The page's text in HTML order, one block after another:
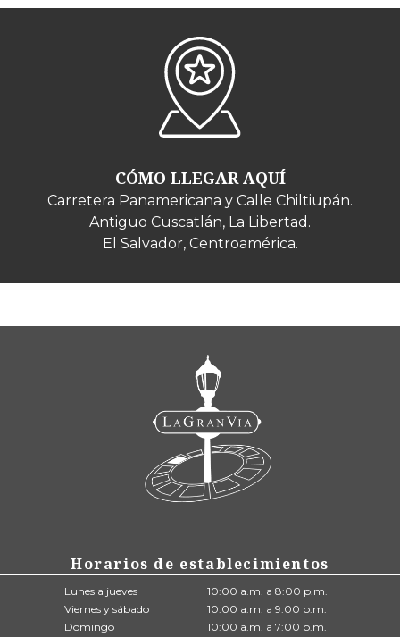
CÓMO LLEGAR AQUÍ
Carretera Panamericana y Calle Chiltiupán.
Antiguo Cuscatlán, La Libertad.
El Salvador, Centroamérica.
Horarios de establecimientos
Lunes a jueves
10:00 a.m. a 8:00 p.m.
Viernes y sábado
10:00 a.m. a 9:00 p.m.
Domingo
10:00 a.m. a 7:00 p.m.